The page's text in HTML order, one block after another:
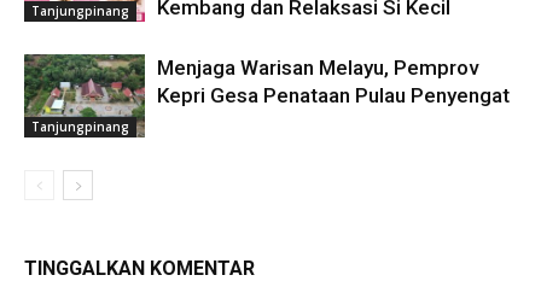
Tanjungpinang
Kembang dan Relaksasi Si Kecil
Tanjungpinang
Menjaga Warisan Melayu, Pemprov
Kepri Gesa Penataan Pulau Penyengat
TINGGALKAN KOMENTAR